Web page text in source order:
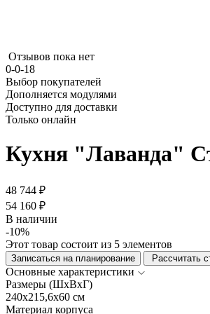
Отзывов пока нет
0-0-18
Выбор покупателей
Дополняется модулями
Доступно для доставки
Только онлайн
Кухня "Лаванда"
48 744 ₽
54 160 ₽
В наличии
-10%
Этот товар состоит из 5 элементов
Записаться на планирование Рассчитать
Основные характеристики
Размеры (ШхВхГ)
240x215,6x60 см
Материал корпуса